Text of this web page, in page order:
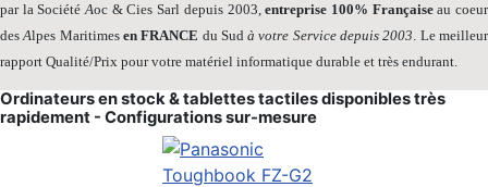
par la SociétéAoc & Cies Sarl depuis 2003,entreprise 100% Françaiseau coeur
desAlpes Maritimes en FRANCE du Sudà votre Service depuis 2003. Le meilleur
rapport Qualité/Prix pour votre matériel informatique durable et très endurant.
Ordinateurs en stock & tablettes tactiles disponibles très
rapidement - Configurations sur-mesure